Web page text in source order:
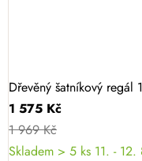
Dřevěný šatníkový regál
1 575 Kč
1 969 Kč
Skladem > 5 ks 11. -